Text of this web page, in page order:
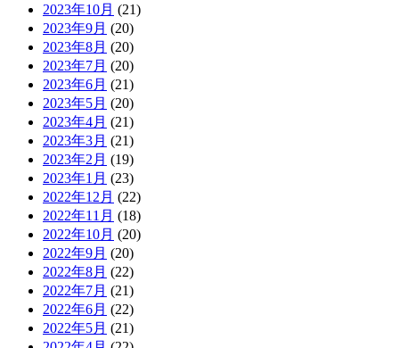
2023年10月 (21)
2023年9月 (20)
2023年8月 (20)
2023年7月 (20)
2023年6月 (21)
2023年5月 (20)
2023年4月 (21)
2023年3月 (21)
2023年2月 (19)
2023年1月 (23)
2022年12月 (22)
2022年11月 (18)
2022年10月 (20)
2022年9月 (20)
2022年8月 (22)
2022年7月 (21)
2022年6月 (22)
2022年5月 (21)